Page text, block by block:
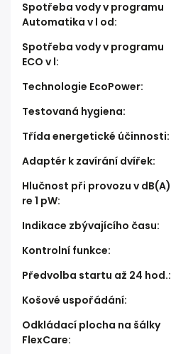
Spotřeba vody v programu
Automatika v l od:
Spotřeba vody v programu
ECO v l:
Technologie EcoPower:
Testovaná hygiena:
Třída energetické účinnosti:
Adaptér k zavírání dvířek:
Hlučnost při provozu v dB(A)
re 1 pW:
Indikace zbývajícího času:
Kontrolní funkce:
Předvolba startu až 24 hod.:
Košové uspořádání:
Odkládací plocha na šálky
FlexCare: